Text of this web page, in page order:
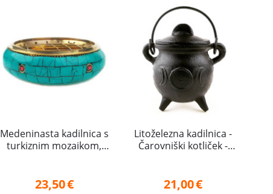
Medeninasta kadilnica s
turkiznim mozaikom,
23,50€
Litoželezna kadilnica -
Čarovniški kotliček -
21,00€